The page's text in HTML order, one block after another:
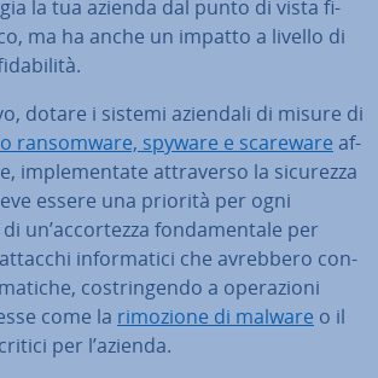
la tua azienda dal punto di vista fi­
ma ha anche un impatto a livello di
dotare i sistemi aziendali di misure di
ran­som­ware, spyware e scareware af­
im­ple­men­ta­te at­tra­ver­so la sicurezza
essere una priorità per ogni
un’ac­cor­tez­za fon­da­men­ta­le per
in­for­ma­ti­ci che avrebbero con­
co­strin­gen­do a ope­ra­zio­ni
come la rimozione di malware o il
per l’azienda.